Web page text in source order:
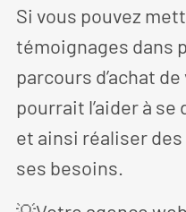
Si vous pouvez
témoignages dans
parcours d’achat
pourrait l’aider à
et ainsi réaliser
ses besoins.